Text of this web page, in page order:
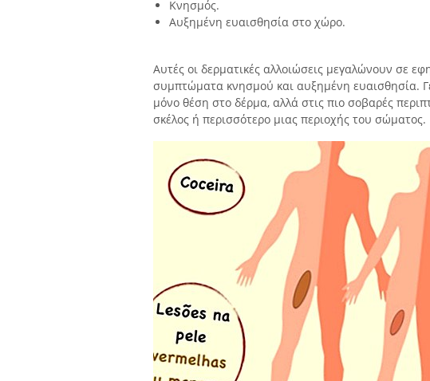
Κνησμός.
Αυξημένη ευαισθησία στο χώρο.
Αυτές οι δερματικές αλλοιώσεις μεγαλώνουν σε
συμπτώματα κνησμού και αυξημένη ευαισθησία.
μόνο θέση στο δέρμα, αλλά στις πιο σοβαρές
σκέλος ή περισσότερο μιας περιοχής του σώματος.